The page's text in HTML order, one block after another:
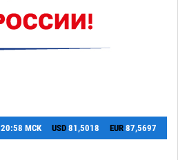
20:58 МСК USD 81,5018 EUR 87,5697